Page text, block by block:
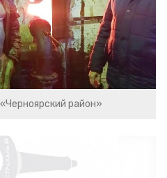
район»